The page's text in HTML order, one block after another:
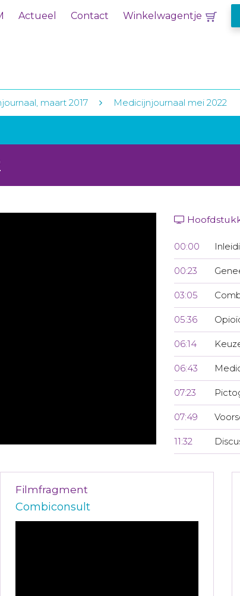
Actueel Contact Winkelwagentje
maart 2017 Medicijnjournaal mei 2022
00:00
00:23
03:05
05:36
06:14
06:43
07:23
07:49
11:32
Filmfragment
Combiconsult